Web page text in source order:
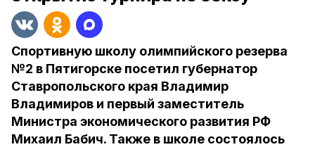
Спортивную школу олимпийского резерва
№2 в Пятигорске посетил губернатор
Ставропольского края Владимир
Владимиров и первый заместитель
Министра экономического развития РФ
Михаил Бабич. Также в школе состоялось